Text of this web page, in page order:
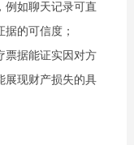
例如聊天记录可直
的可信度；
票据能证实因对方
展现财产损失的具